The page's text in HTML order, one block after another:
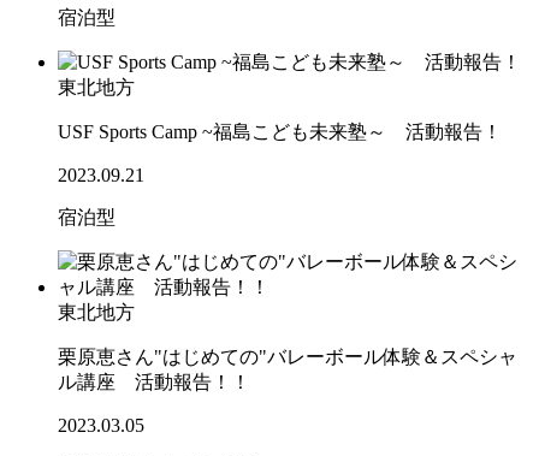
宿泊型
東北地方
USF Sports Camp ~福島こども未来塾～ 活動報告！
2023.09.21
宿泊型
東北地方
栗原恵さん"はじめての"バレーボール体験＆スペシャ
ル講座 活動報告！！
2023.03.05